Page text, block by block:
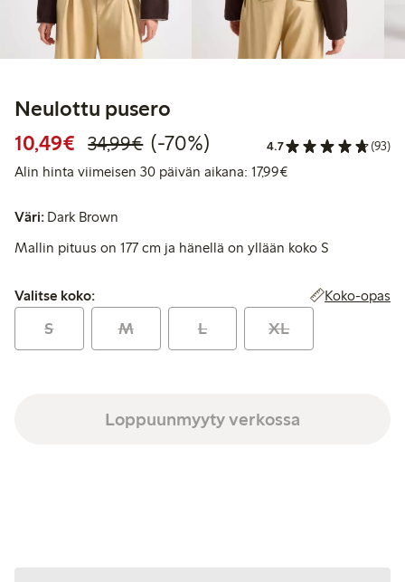
Neulottu pusero
10,49€ Alennettu hinta: 10,49 €
34,99€Normaalihinta: 34,99 €
70% alennus
(-70%) 4.7 (93)
Alin hinta viimeisen 30 päivän aikana: 17,99€Alin hinta
Väri: Dark Brown
Mallin pituus on 177 cm ja hänellä on yllään koko S
Valitse koko:
Valitse koko: Koko-opas
S M L XL
Loppuunmyyty verkossa